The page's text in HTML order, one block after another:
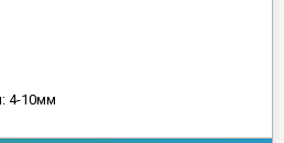
4-10мм